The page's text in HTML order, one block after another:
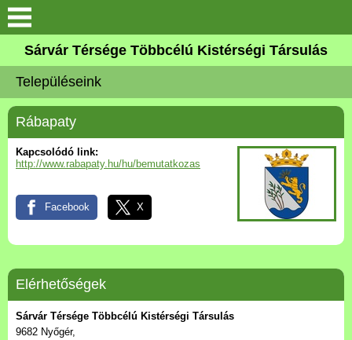
Keresés
Köszöntő
Társulás
Gyermekjóléti Szolgálat
Aktuális
Településeink
Társulás szervei
Sárvár Térsége Többcélú Kistérségi Társulás
Településeink
Rábapaty
Kapcsolódó link:
http://www.rabapaty.hu/hu/bemutatkozas
Facebook X
Elérhetőségek
Sárvár Térsége Többcélú Kistérségi Társulás
9682 Nyőgér,